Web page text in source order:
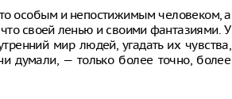
особым и непостижимым человеком, а
своей ленью и своими фантазиями. У
мир людей, угадать их чувства,
думали, — только более точно, более